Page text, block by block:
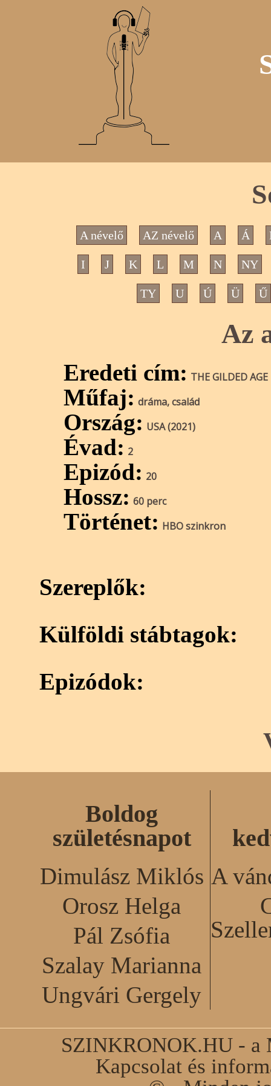
A névelő AZ névelő A Á
I J K L M N NY
TY U Ú Ü Ű
Az
Eredeti cím: THE GILDED AGE
Műfaj: dráma, család
Ország: USA (2021)
Évad: 2
Epizód: 20
Hossz: 60 perc
Történet: HBO szinkron
Szereplők:
Külföldi stábtagok:
Epizódok:
Boldog
születésnapot
Dimulász Miklós
Orosz Helga
Pál Zsófia
Szalay Marianna
Ungvári Gergely
A
SZINKRONOK.HU - a
Kapcsolat és